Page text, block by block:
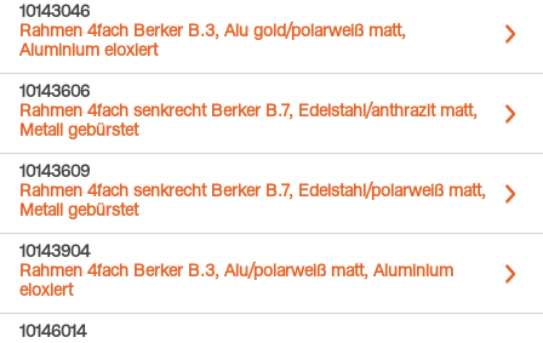
10143046
Rahmen 4fach Berker B.3, Alu gold/polarweiß matt,
Aluminium eloxiert
10143606
Rahmen 4fach senkrecht Berker B.7, Edelstahl/anthrazit matt,
Metall gebürstet
10143609
Rahmen 4fach senkrecht Berker B.7, Edelstahl/polarweiß matt,
Metall gebürstet
10143904
Rahmen 4fach Berker B.3, Alu/polarweiß matt, Aluminium
eloxiert
10146014